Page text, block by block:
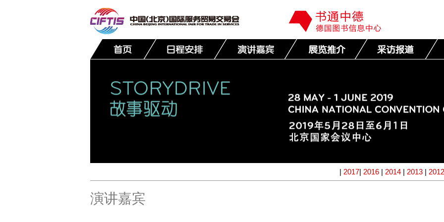
| 2017| 2016 | 2014 | 2013 | 2012
演讲嘉宾